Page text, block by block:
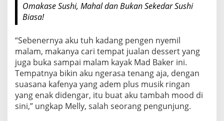
Omakase Sushi, Mahal dan Bukan Sekedar Sushi
Biasa!
“Sebenernya aku tuh kadang pengen nyemil
malam, makanya cari tempat jualan dessert yang
juga buka sampai malam kayak Mad Baker ini.
Tempatnya bikin aku ngerasa tenang aja, dengan
suasana kafenya yang adem plus musik ringan
yang enak didengar, itu buat aku tambah mood di
sini,” ungkap Melly, salah seorang pengunjung.